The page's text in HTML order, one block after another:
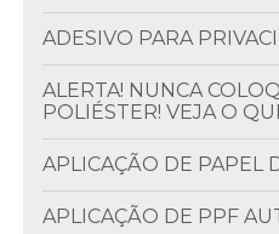
ADESIVO PARA
ALERTA! NUNCA COLOQUE PELÍCULA DE
POLIÉSTER! VEJA O
APLICAÇÃO DE PAPEL
APLICAÇÃO DE PPF